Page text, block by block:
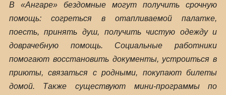
В «Ангаре» бездомные могут получить срочную
помощь: согреться в отапливаемой палатке,
поесть, принять душ, получить чистую одежду и
доврачебную помощь. Социальные работники
помогают восстановить документы, устроиться в
приюты, связаться с родными, покупают билеты
домой. Также существуют мини-программы по